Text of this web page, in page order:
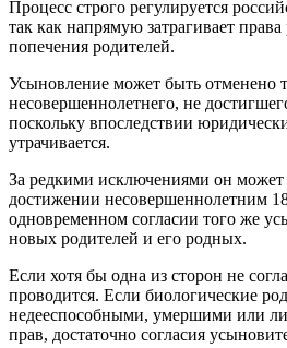
Процесс строго регулируется
так как напрямую затрагивает права
попечения родителей.
Усыновление может быть отменено
несовершеннолетнего, не
поскольку впоследствии
утрачивается.
За редкими исключениями он
достижении несовершеннолетним
одновременном согласии того же
новых родителей и его родных.
Если хотя бы одна из сторон не
проводится. Если биологические
недееспособными, умершими или
прав, достаточно согласия